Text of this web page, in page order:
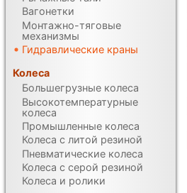
Вагонетки
Монтажно-тяговые
механизмы
Гидравлические краны
Колеса
Большегрузные колеса
Высокотемпературные
колеса
Промышленные колеса
Колеса с литой резиной
Пневматические колеса
Колеса с серой резиной
Колеса и ролики